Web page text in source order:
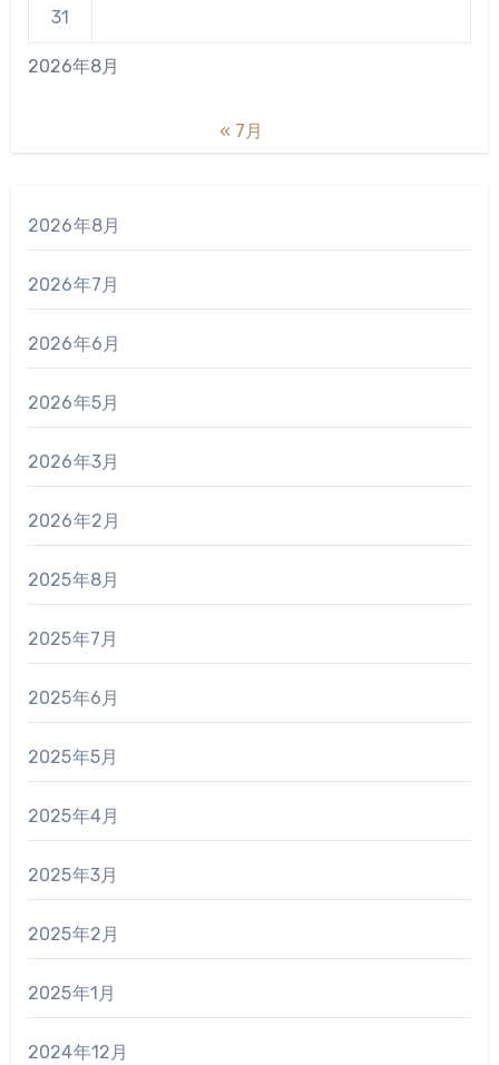
2026年8月
31
« 7月
2026年8月
2026年7月
2026年6月
2026年5月
2026年3月
2026年2月
2025年8月
2025年7月
2025年6月
2025年5月
2025年4月
2025年3月
2025年2月
2025年1月
2024年12月